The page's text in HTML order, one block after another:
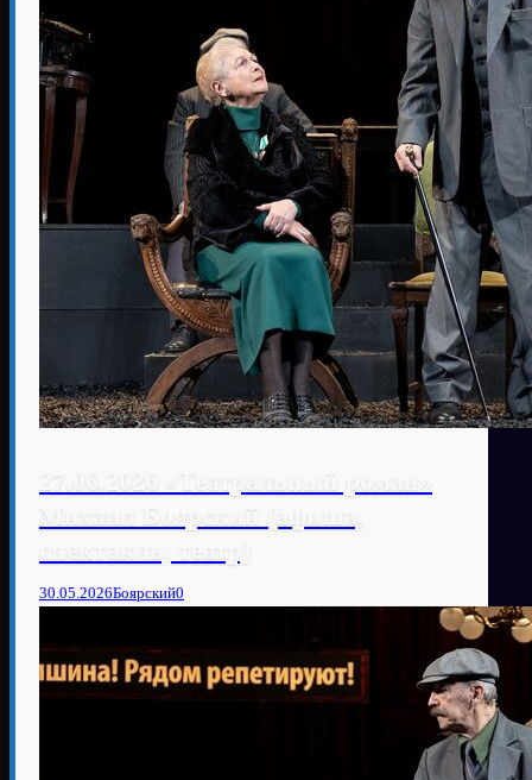
27.06.2026 «Театральный роман»
Михаил Боярский (афиша,
спектакль, театр)
30.05.2026Боярский0